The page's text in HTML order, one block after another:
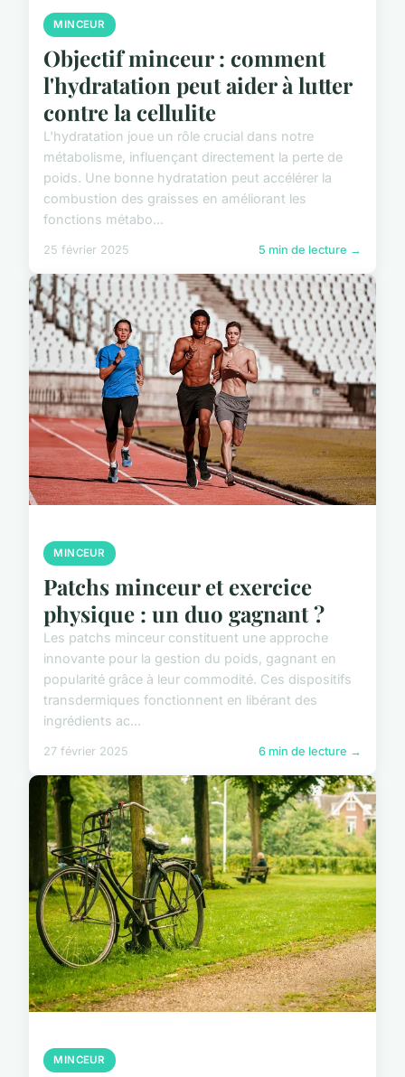
MINCEUR
Objectif minceur : comment
l'hydratation peut aider à lutter
contre la cellulite
L'hydratation joue un rôle crucial dans notre
métabolisme, influençant directement la perte de
poids. Une bonne hydratation peut accélérer la
combustion des graisses en améliorant les
fonctions métabo...
25 février 2025 5 min de lecture →
MINCEUR
Patchs minceur et exercice
physique : un duo gagnant ?
Les patchs minceur constituent une approche
innovante pour la gestion du poids, gagnant en
popularité grâce à leur commodité. Ces dispositifs
transdermiques fonctionnent en libérant des
ingrédients ac...
27 février 2025 6 min de lecture →
MINCEUR